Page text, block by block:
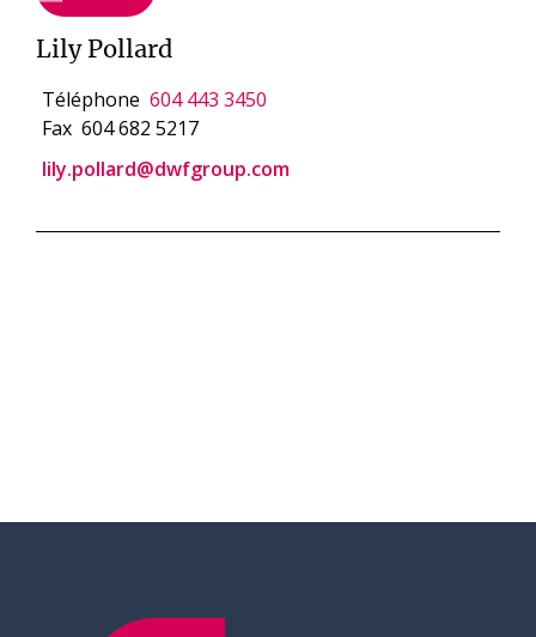
Lily Pollard
Téléphone 604 443 3450
Fax 604 682 5217
lily.pollard@dwfgroup.com